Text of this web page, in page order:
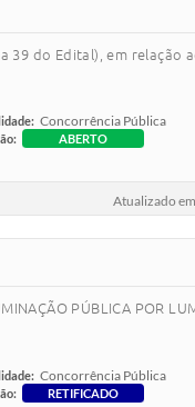
39 do Edital), em relação
Concorrência Pública
ABERTO
Atualizado
PÚBLICA POR
Concorrência Pública
RETIFICADO